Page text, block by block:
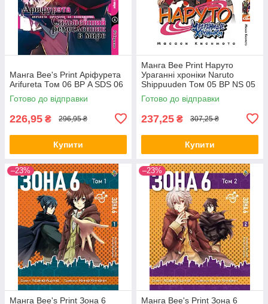
Манга Bee's Print Аріфурета
Arifureta Том 06 ВР A SDS 06
Готово до відправки
226,95 ₴ 296,95 ₴
Купити
Манга Bee Print Наруто
Ураганні хроніки Naruto
Shippuuden Том 05 ВР NS 05
Готово до відправки
237,25 ₴ 307,25 ₴
Купити
–23%
Манга Bee's Print Зона 6
–23%
Манга Bee's Print Зона 6